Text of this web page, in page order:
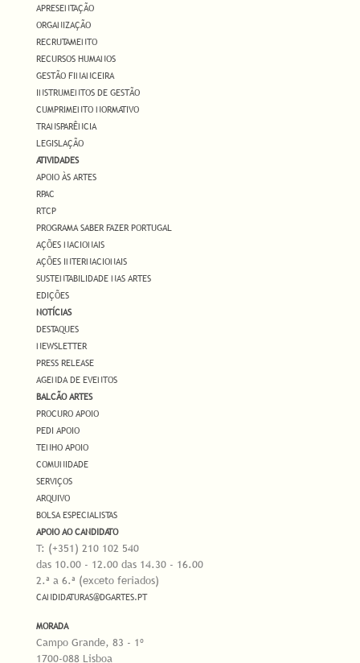
APRESENTAÇÃO
ORGANIZAÇÃO
RECRUTAMENTO
RECURSOS HUMANOS
GESTÃO FINANCEIRA
INSTRUMENTOS DE GESTÃO
CUMPRIMENTO NORMATIVO
TRANSPARÊNCIA
LEGISLAÇÃO
ATIVIDADES
APOIO ÀS ARTES
RPAC
RTCP
PROGRAMA SABER FAZER PORTUGAL
AÇÕES NACIONAIS
AÇÕES INTERNACIONAIS
SUSTENTABILIDADE NAS ARTES
EDIÇÕES
NOTÍCIAS
DESTAQUES
NEWSLETTER
PRESS RELEASE
AGENDA DE EVENTOS
BALCÃO ARTES
PROCURO APOIO
PEDI APOIO
TENHO APOIO
COMUNIDADE
SERVIÇOS
ARQUIVO
BOLSA ESPECIALISTAS
APOIO AO CANDIDATO
T: (+351) 210 102 540
das 10.00 - 12.00 das 14.30 - 16.00
2.ª a 6.ª (exceto feriados)
CANDIDATURAS@DGARTES.PT
MORADA
Campo Grande, 83 - 1º
1700-088 Lisboa